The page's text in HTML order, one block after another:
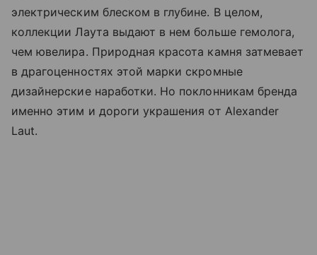
электрическим блеском в глубине. В целом,
коллекции Лаута выдают в нем больше гемолога,
чем ювелира. Природная красота камня затмевает
в драгоценностях этой марки скромные
дизайнерские наработки. Но поклонникам бренда
именно этим и дороги украшения от Alexander
Laut.